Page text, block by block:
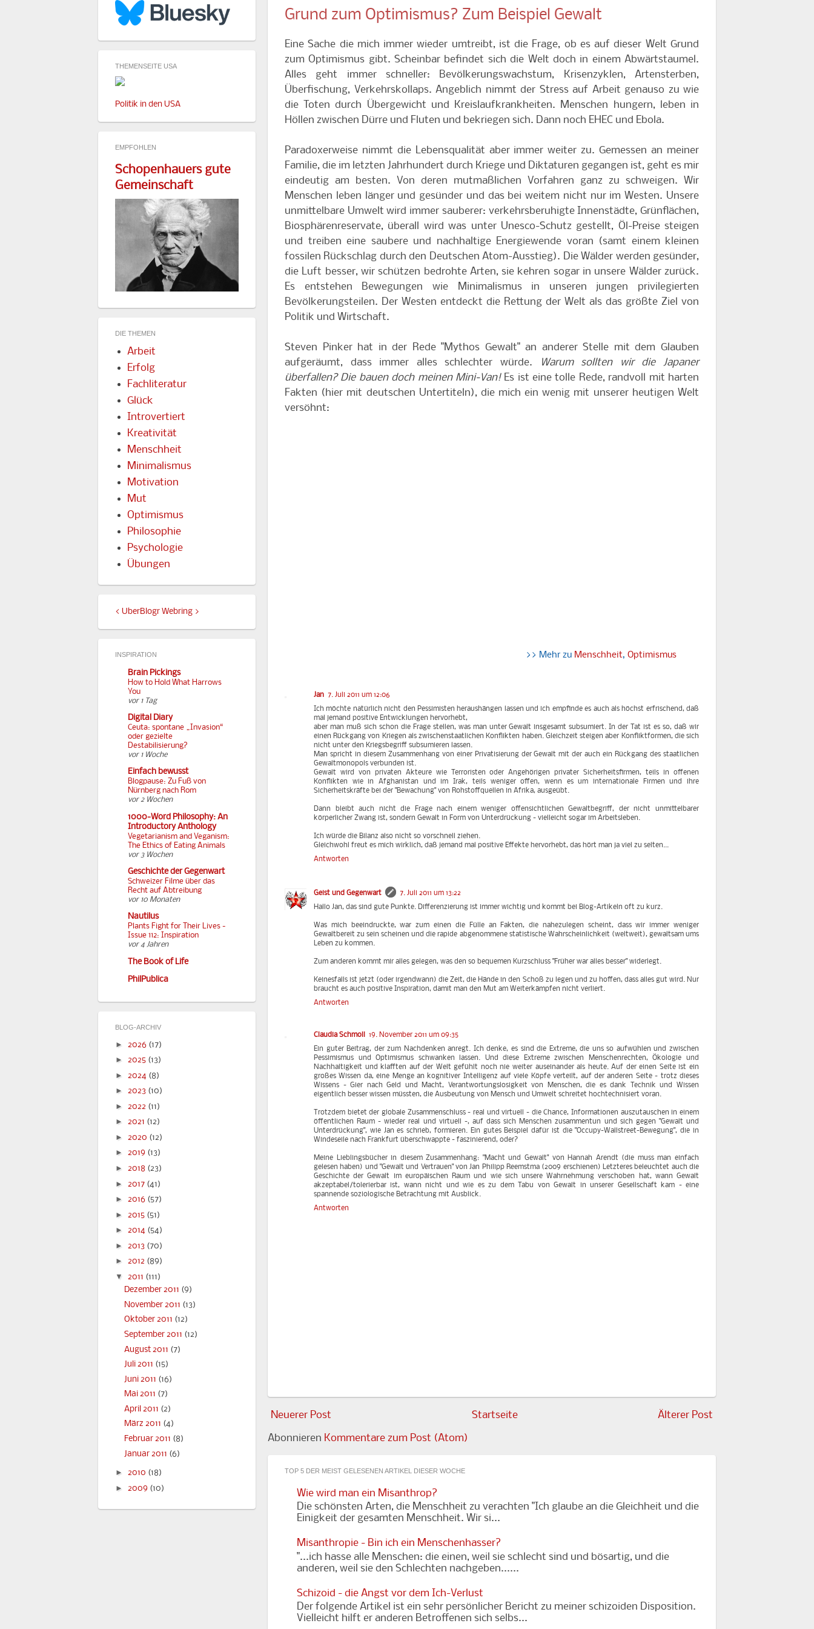
Grund zum Optimismus? Zum Beispiel Gewalt
Eine Sache die mich immer wieder umtreibt, ist die Frage, ob es auf dieser Welt Grund
zum Optimismus gibt. Scheinbar befindet sich die Welt doch in einem Abwärtstaumel.
Alles geht immer schneller: Bevölkerungswachstum, Krisenzyklen, Artensterben,
Überfischung, Verkehrskollaps. Angeblich nimmt der Stress auf Arbeit genauso zu wie
die Toten durch Übergewicht und Kreislaufkrankheiten. Menschen hungern, leben in
Höllen zwischen Dürre und Fluten und bekriegen sich. Dann noch EHEC und Ebola.
Paradoxerweise nimmt die Lebensqualität aber immer weiter zu. Gemessen an meiner
Familie, die im letzten Jahrhundert durch Kriege und Diktaturen gegangen ist, geht es mir
eindeutig am besten. Von deren mutmaßlichen Vorfahren ganz zu schweigen. Wir
Menschen leben länger und gesünder und das bei weitem nicht nur im Westen. Unsere
unmittelbare Umwelt wird immer sauberer: verkehrsberuhigte Innenstädte, Grünflächen,
Biosphärenreservate, überall wird was unter Unesco-Schutz gestellt, Öl-Preise steigen
und treiben eine saubere und nachhaltige Energiewende voran (samt einem kleinen
fossilen Rückschlag durch den Deutschen Atom-Ausstieg). Die Wälder werden gesünder,
die Luft besser, wir schützen bedrohte Arten, sie kehren sogar in unsere Wälder zurück.
Es entstehen Bewegungen wie Minimalismus in unseren jungen privilegierten
Bevölkerungsteilen. Der Westen entdeckt die Rettung der Welt als das größte Ziel von
Politik und Wirtschaft.
Steven Pinker hat in der Rede "Mythos Gewalt" an anderer Stelle mit dem Glauben
aufgeräumt, dass immer alles schlechter würde.
Warum sollten wir die Japaner
überfallen? Die bauen doch meinen Mini-Van!Es ist eine tolle Rede, randvoll mit harten
Fakten (hier mit deutschen Untertiteln), die mich ein wenig mit unserer heutigen Welt
versöhnt:
>> Mehr zu Menschheit,Optimismus
Jan 7. Juli 2011 um 12:06
Ich möchte natürlich nicht den Pessimisten heraushängen lassen und ich empfinde es auch als höchst erfrischend, daß
mal jemand positive Entwicklungen hervorhebt,
aber man muß sich schon die Frage stellen, was man unter Gewalt insgesamt subsumiert. In der Tat ist es so, daß wir
einen Rückgang von Kriegen als zwischenstaatlichen Konflikten haben. Gleichzeit steigen aber Konfliktformen, die sich
nicht unter den Kriegsbegriff subsumieren lassen.
Man spricht in diesem Zusammenhang von einer Privatisierung der Gewalt mit der auch ein Rückgang des staatlichen
Gewaltmonopols verbunden ist.
Gewalt wird von privaten Akteure wie Terroristen oder Angehörigen privater Sicherheitsfirmen, teils in offenen
Konflikten wie in Afghanistan und im Irak, teils weniger offen, wenn es um internationale Firmen und ihre
Sicherheitskräfte bei der "Bewachung" von Rohstoffquellen in Afrika, ausgeübt.
Dann bleibt auch nicht die Frage nach einem weniger offensichtlichen Gewaltbegriff, der nicht unmittelbarer
körperlicher Zwang ist, sondern Gewalt in Form von Unterdrückung - vielleicht sogar im Arbeitsleben.
Ich würde die Bilanz also nicht so vorschnell ziehen.
Gleichwohl freut es mich wirklich, daß jemand mal positive Effekte hervorhebt, das hört man ja viel zu selten...
Antworten
Geist und Gegenwart
7. Juli 2011 um 13:22
Hallo Jan, das sind gute Punkte. Differenzierung ist immer wichtig und kommt bei Blog-Artikeln oft zu kurz.
Was mich beeindruckte, war zum einen die Fülle an Fakten, die nahezulegen scheint, dass wir immer weniger
Gewaltbereit zu sein scheinen und die rapide abgenommene statistische Wahrscheinlichkeit (weltweit), gewaltsam ums
Leben zu kommen.
Zum anderen kommt mir alles gelegen, was den so bequemen Kurzschluss "Früher war alles besser" widerlegt.
Keinesfalls ist jetzt (oder irgendwann) die Zeit, die Hände in den Schoß zu legen und zu hoffen, dass alles gut wird. Nur
braucht es auch positive Inspiration, damit man den Mut am Weiterkämpfen nicht verliert.
Antworten
Claudia Schmoll
19. November 2011 um 09:35
Ein guter Beitrag, der zum Nachdenken anregt. Ich denke, es sind die Extreme, die uns so aufwühlen und zwischen
Pessimismus und Optimismus schwanken lassen. Und diese Extreme zwischen Menschenrechten, Ökologie und
Nachhaltigkeit und klafften auf der Welt gefühlt noch nie weiter auseinander als heute. Auf der einen Seite ist ein
großes Wissen da, eine Menge an kognitiver Intelligenz auf viele Köpfe verteilt, auf der anderen Seite - trotz dieses
Wissens - Gier nach Geld und Macht, Verantwortungslosigkeit von Menschen, die es dank Technik und Wissen
eigentlich besser wissen müssten, die Ausbeutung von Mensch und Umwelt schreitet hochtechnisiert voran.
Trotzdem bietet der globale Zusammenschluss - real und virtuell - die Chance, Informationen auszutauschen in einem
öffentlichen Raum - wieder real und virtuell -, auf dass sich Menschen zusammentun und sich gegen "Gewalt und
Unterdrückung", wie Jan es schrieb, formieren. Ein gutes Beispiel dafür ist die "Occupy-Wallstreet-Bewegung", die in
Windeseile nach Frankfurt überschwappte - faszinierend, oder?
Meine Lieblingsbücher in diesem Zusammenhang: "Macht und Gewalt" von Hannah Arendt (die muss man einfach
gelesen haben) und "Gewalt und Vertrauen" von Jan Philipp Reemstma (2009 erschienen) Letzteres beleuchtet auch die
Geschichte der Gewalt im europäischen Raum und wie sich unsere Wahrnehmung verschoben hat, wann Gewalt
akzeptabel/tolerierbar ist, wann nicht und wie es zu dem Tabu von Gewalt in unserer Gesellschaft kam - eine
spannende soziologische Betrachtung mit Ausblick.
Antworten
Neuerer Post Älterer Post
Startseite
Abonnieren Kommentare zum Post (Atom)
TOP 5 DER MEIST GELESENEN ARTIKEL DIESER WOCHE
Wie wird man ein Misanthrop?
Die schönsten Arten, die Menschheit zu verachten "Ich glaube an die Gleichheit und die
Einigkeit der gesamten Menschheit. Wir si...
Misanthropie - Bin ich ein Menschenhasser?
"...ich hasse alle Menschen: die einen, weil sie schlecht sind und bösartig, und die
anderen, weil sie den Schlechten nachgeben......
Schizoid - die Angst vor dem Ich-Verlust
Der folgende Artikel ist ein sehr persönlicher Bericht zu meiner schizoiden Disposition.
Vielleicht hilft er anderen Betroffenen sich selbs...
THEMENSEITE USA
Politik in den USA
EMPFOHLEN
Schopenhauers gute
Gemeinschaft
DIE THEMEN
Arbeit
Erfolg
Fachliteratur
Glück
Introvertiert
Kreativität
Menschheit
Minimalismus
Motivation
Mut
Optimismus
Philosophie
Psychologie
Übungen
< UberBlogr Webring >
INSPIRATION
Brain Pickings
How to Hold What Harrows
You
vor 1 Tag
Digital Diary
Ceuta: spontane „Invasion“
oder gezielte
Destabilisierung?
vor 1 Woche
Einfach bewusst
Blogpause: Zu Fuß von
Nürnberg nach Rom
vor 2 Wochen
1000-Word Philosophy: An
Introductory Anthology
Vegetarianism and Veganism:
The Ethics of Eating Animals
vor 3 Wochen
Geschichte der Gegenwart
Schweizer Filme über das
Recht auf Abtreibung
vor 10 Monaten
Nautilus
Plants Fight for Their Lives -
Issue 112: Inspiration
vor 4 Jahren
The Book of Life
PhilPublica
BLOG-ARCHIV
► 2026 (17)
► 2025 (13)
► 2024 (8)
► 2023 (10)
► 2022 (11)
► 2021 (12)
► 2020 (12)
► 2019 (13)
► 2018 (23)
► 2017 (41)
► 2016 (57)
► 2015 (51)
► 2014 (54)
► 2013 (70)
► 2012 (89)
▼ 2011 (111)
Dezember 2011 (9)
November 2011 (13)
Oktober 2011 (12)
September 2011 (12)
August 2011 (7)
Juli 2011 (15)
Juni 2011 (16)
Mai 2011 (7)
April 2011 (2)
März 2011 (4)
Februar 2011 (8)
Januar 2011 (6)
► 2010 (18)
► 2009 (10)